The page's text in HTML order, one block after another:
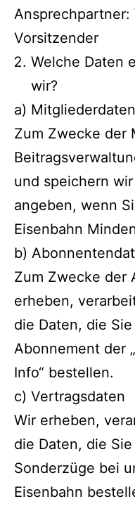
Ansprechpartner:
Vorsitzender
Welche Daten
wir?
a) Mitgliederdaten
Zum Zwecke der
und speichern
angeben, wenn
Eisenbahn
b)
Zum Zwecke der
erheben,
die Daten, die
Abonnement der
Info“ bestellen.
c) Vertragsdaten
Wir erheben,
die Daten, die
Sonderzüge bei
Eisenbahn